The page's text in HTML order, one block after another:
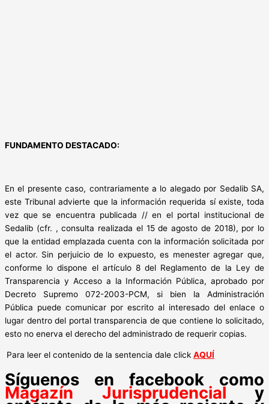
FUNDAMENTO DESTACADO:
En el presente caso, contrariamente a lo alegado por Sedalib SA,
este Tribunal advierte que la información requerida sí existe, toda
vez que se encuentra publicada // en el portal institucional de
Sedalib (cfr. , consulta realizada el 15 de agosto de 2018), por lo
que la entidad emplazada cuenta con la información solicitada por
el actor. Sin perjuicio de lo expuesto, es menester agregar que,
conforme lo dispone el artículo 8 del Reglamento de la Ley de
Transparencia y Acceso a la Información Pública, aprobado por
Decreto Supremo 072-2003-PCM, si bien la Administración
Pública puede comunicar por escrito al interesado del enlace o
lugar dentro del portal transparencia de que contiene lo solicitado,
esto no enerva el derecho del administrado de requerir copias.
Para leer el contenido de la sentencia dale click AQUÍ
Síguenos en facebook como
Magazín Jurisprudencialy